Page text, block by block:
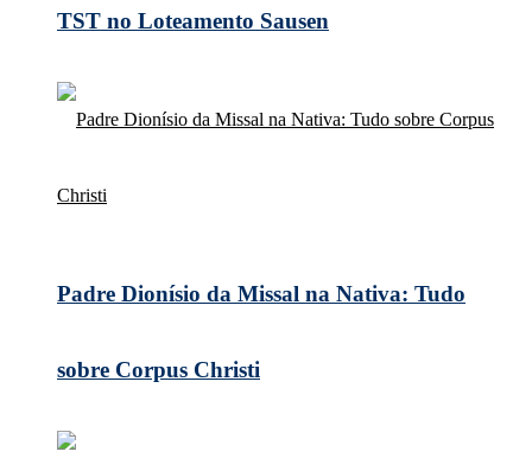
TST no Loteamento Sausen
Padre Dionísio da Missal na Nativa: Tudo
sobre Corpus Christi